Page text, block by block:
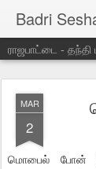
Badri
ராஜபாட்டை - தந்தி
MAR
2
மொபைல் போன்